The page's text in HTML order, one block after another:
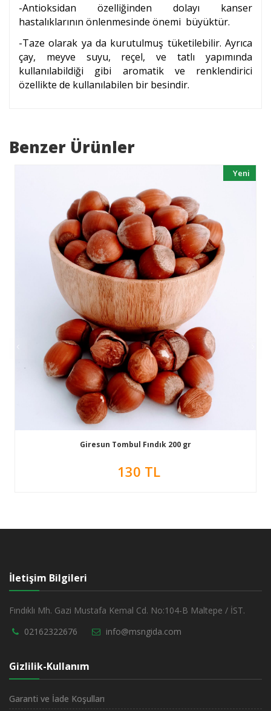
-Antioksidan özelliğinden dolayı kanser
hastalıklarının önlenmesinde önemi büyüktür.
-Taze olarak ya da kurutulmuş tüketilebilir. Ayrıca
çay, meyve suyu, reçel, ve tatlı yapımında
kullanılabildiği gibi aromatik ve renklendirici
özellikte de kullanılabilen bir besindir.
Benzer Ürünler
Yeni
Giresun Tombul Fındık 200 gr
130 TL
İletişim Bilgileri
Fındıklı Mh. Gazi Mustafa Kemal Cd. No:104-B Maltepe / İST.
02162322676
info@msngida.com
Gizlilik-Kullanım
Garanti ve İade Koşulları